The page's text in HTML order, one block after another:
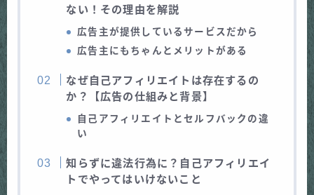
ない！その理由を解説
広告主が提供しているサービスだから
広告主にもちゃんとメリットがある
なぜ自己アフィリエイトは存在するの
か？【広告の仕組みと背景】
自己アフィリエイトとセルフバックの違
い
知らずに違法行為に？自己アフィリエイ
トでやってはいけないこと